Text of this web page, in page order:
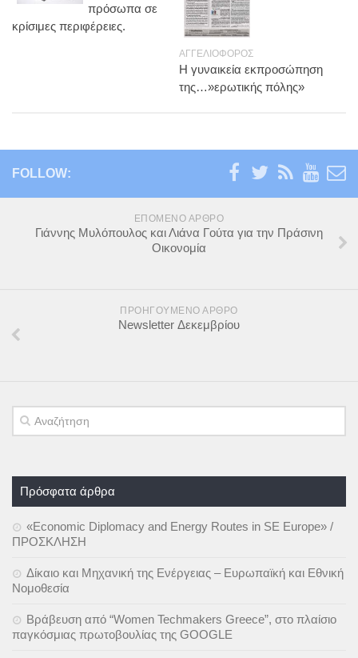
Προσωπικές
πρόσωπα σε
κρίσιμες περιφέρειες.
ΑΓΓΕΛΙΟΦΟΡΟΣ
Η γυναικεία εκπροσώπηση
της…»ερωτικής πόλης»
FOLLOW:
ΕΠΌΜΕΝΟ ΆΡΘΡΟ
Γιάννης Μυλόπουλος και Λιάνα Γούτα για την Πράσινη
Οικονομία
ΠΡΟΗΓΟΎΜΕΝΟ ΆΡΘΡΟ
Newsletter Δεκεμβρίου
Πρόσφατα άρθρα
«Economic Diplomacy and Energy Routes in SE Europe» /
ΠΡΟΣΚΛΗΣΗ
Δίκαιο και Μηχανική της Ενέργειας – Ευρωπαϊκή και Εθνική
Νομοθεσία
Βράβευση από “Women Techmakers Greece”, στο πλαίσιο
παγκόσμιας πρωτοβουλίας της GOOGLE